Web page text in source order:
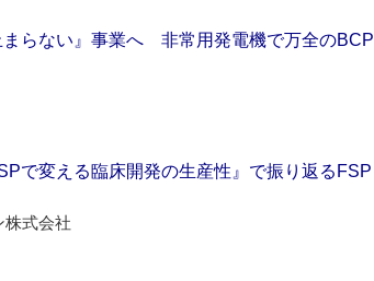
まらない』事業へ 非常用発電機で万全のBCP
で変える臨床開発の生産性』で振り返るFSP
株式会社